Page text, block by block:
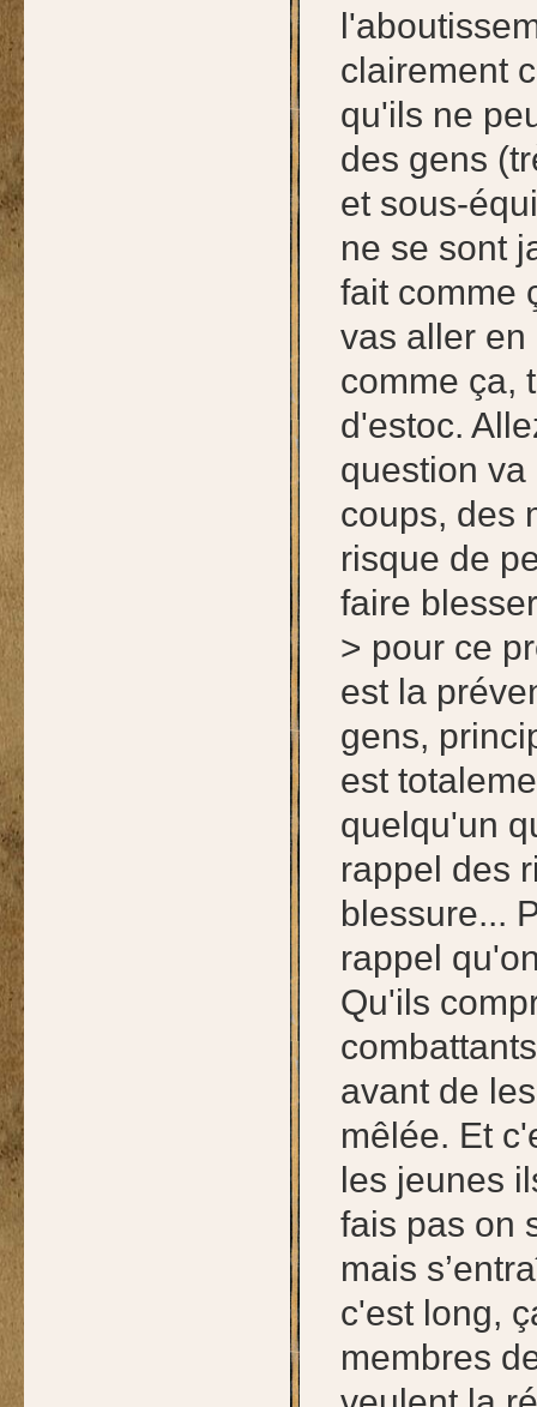
clairement
qu'ils ne
des gens
et sous-
ne se sont
fait comme
vas aller en
comme ça,
d'estoc.
question
coups, des
risque de
faire
> pour ce
est la
gens,
est
quelqu'un
rappel des
blessure...
rappel
Qu'ils
avant de
mêlée. Et
les jeunes
fais pas on
mais
c'est long,
membres